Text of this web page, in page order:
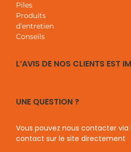
Piles
Produits
d’entretien
Conseils
L’AVIS DE NOS CLIENTS EST
UNE QUESTION ?
Vous pouvez nous contacter
contact sur le site directement